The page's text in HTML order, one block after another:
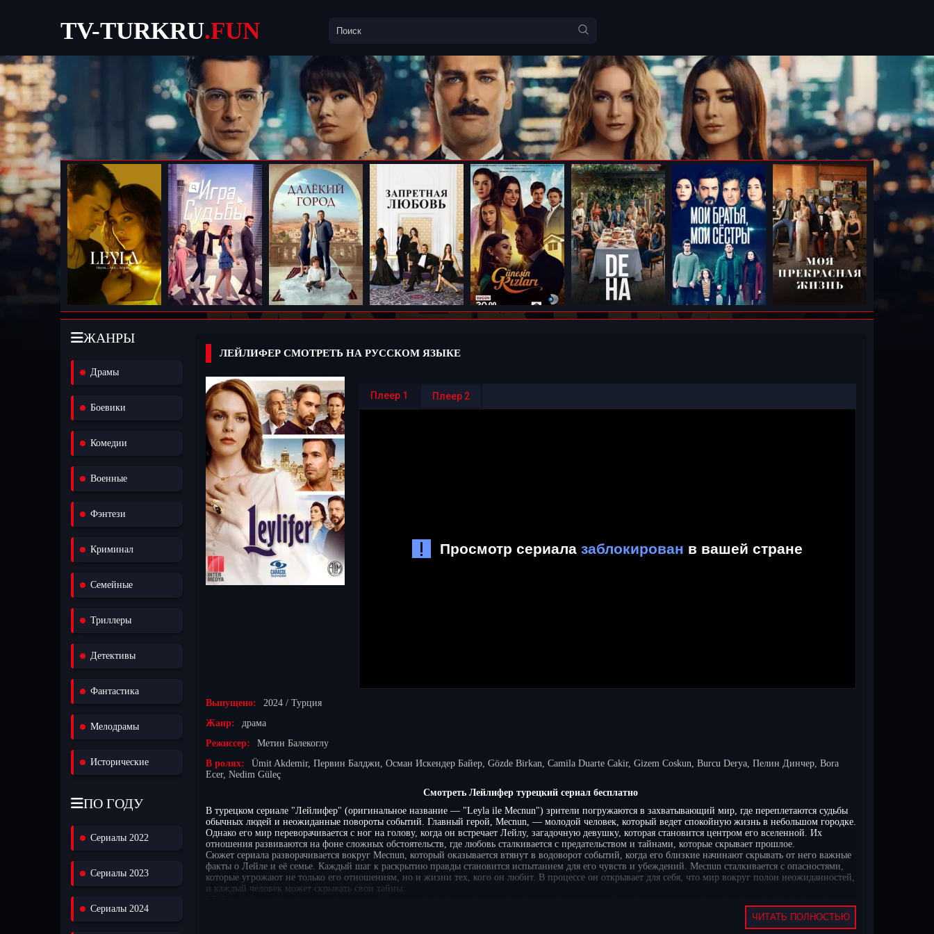
TV-TURKRU.FUN
ЖАНРЫ
Драмы
Боевики
Комедии
Военные
Фэнтези
Криминал
Семейные
Триллеры
Детективы
Фантастика
Мелодрамы
Исторические
ПО ГОДУ
Сериалы 2022
Сериалы 2023
Сериалы 2024
ЛЕЙЛИФЕР СМОТРЕТЬ НА РУССКОМ ЯЗЫКЕ
Плеер 1 Плеер 2
Выпущено:
2024 / Турция
Жанр:
драма
Режиссер:
Метин Балекоглу
В ролях:
Ümit Akdemir, Первин Балджи, Осман Искендер Байер, Gözde Birkan, Camila Duarte Cakir, Gizem Coskun, Burcu Derya, Пелин Динчер, Bora
Ecer, Nedim Güleç
Смотреть Лейлифер турецкий сериал бесплатно
В турецком сериале "Лейлифер" (оригинальное название — "Leyla ile Mecnun") зрители погружаются в захватывающий мир, где переплетаются судьбы
обычных людей и неожиданные повороты событий. Главный герой, Мecnun, — молодой человек, который ведет спокойную жизнь в небольшом городке.
Однако его мир переворачивается с ног на голову, когда он встречает Лейлу, загадочную девушку, которая становится центром его вселенной. Их
отношения развиваются на фоне сложных обстоятельств, где любовь сталкивается с предательством и тайнами, которые скрывает прошлое.
Сюжет сериала разворачивается вокруг Мecnun, который оказывается втянут в водоворот событий, когда его близкие начинают скрывать от него важные
факты о Лейле и её семье. Каждый шаг к раскрытию правды становится испытанием для его чувств и убеждений. Мecnun сталкивается с опасностями,
которые угрожают не только его отношениям, но и жизни тех, кого он любит. В процессе он открывает для себя, что мир вокруг полон неожиданностей,
и каждый человек может скрывать свои тайны.
новые соперники. Мecnun предстоит не только разобраться в своих чувствах, но и противостоять внешним вызовам, которые могут изменить его жизнь
навсегда. С каждой серией зрители становятся свидетелями развития событий, которые ведут к неожиданным открытиям и эмоциональнымЧИТАТЬ ПОЛНОСТЬЮ